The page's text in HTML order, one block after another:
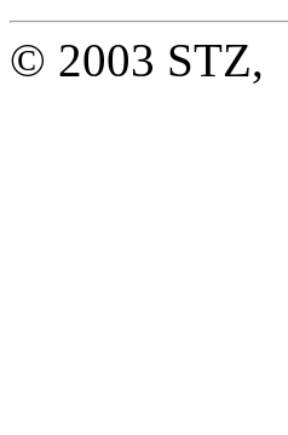
© 2003 STZ,